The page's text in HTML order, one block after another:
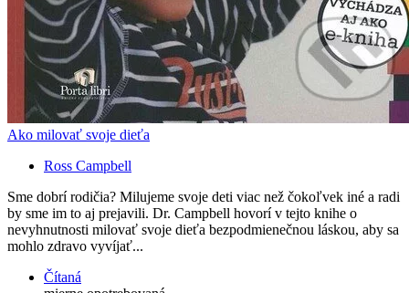
Ako milovať svoje dieťa
Ross Campbell
Sme dobrí rodičia? Milujeme svoje deti viac než čokoľvek iné a radi
by sme im to aj prejavili. Dr. Campbell hovorí v tejto knihe o
nevyhnutnosti milovať svoje dieťa bezpodmienečnou láskou, aby sa
mohlo zdravo vyvíjať...
Čítaná